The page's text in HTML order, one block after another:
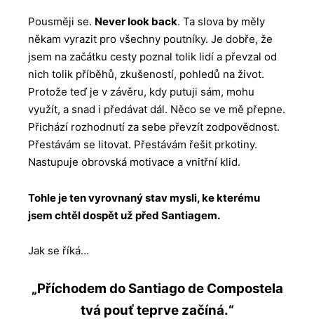
Pousměji se. Never look back. Ta slova by měly
někam vyrazit pro všechny poutníky. Je dobře, že
jsem na začátku cesty poznal tolik lidí a převzal od
nich tolik příběhů, zkušeností, pohledů na život.
Protože teď je v závěru, kdy putuji sám, mohu
využít, a snad i předávat dál. Něco se ve mě přepne.
Přichází rozhodnutí za sebe převzít zodpovědnost.
Přestávám se litovat. Přestávám řešit prkotiny.
Nastupuje obrovská motivace a vnitřní klid.
Tohle je ten vyrovnaný stav mysli, ke kterému
jsem chtěl dospět už před Santiagem.
Jak se říká…
„Příchodem do Santiago de Compostela
tvá pouť teprve začíná.“